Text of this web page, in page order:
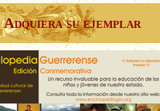
Adquiera su ejemplar